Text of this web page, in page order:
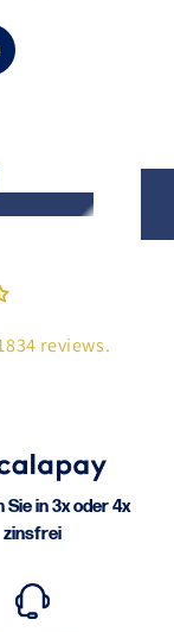
reviews.
Sie in 3x oder 4x
zinsfrei